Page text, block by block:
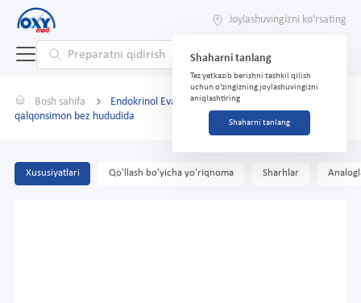
Joylashuvingizni ko'rsating
Shaharni tanlang
Tez yetkazib berishni tashkil qilish
uchun o'zingizning joylashuvingizni
aniqlashtiring
Shaharni tanlang
Bosh sahifa
Endokrinol Evalar 50g krem-gel bo'yin uchun
qalqonsimon bez hududida
Xususiyatlari Qo'llash bo'yicha yo'riqnoma Sharhlar